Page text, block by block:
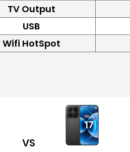
TV Output
USB
Wifi HotSpot
VS